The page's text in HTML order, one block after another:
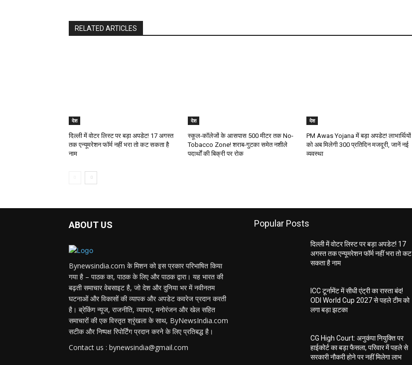
RELATED ARTICLES
देश
दिल्ली में वोटर लिस्ट पर बड़ा अपडेट! 17 अगस्त
तक एन्यूमरेशन फॉर्म नहीं भरा तो कट सकता है
नाम
देश
स्कूल-कॉलेजों के आसपास 500 मीटर तक No-
Tobacco Zone! शराब-गुटका समेत नशीले
पदार्थों की बिक्री पर रोक
देश
PM Awas Yojana में बड़ा अपडेट! लाभार्थियों
को अब मिलेगी ₹300 प्रतिदिन मजदूरी, जानें नई
व्यवस्था
ABOUT US
Bynewsindia.com के मिशन को इस प्रकार परिभाषित किया
गया है – पाठक का, पाठक के लिए और पाठक द्वारा। यह भारत की
बढ़ती समाचार वेबसाइट है, जो देश और दुनिया भर में नवीनतम
घटनाओं और विकासों की व्यापक और अपडेट कवरेज प्रदान करती
है। ब्रेकिंग न्यूज, राजनीति, व्यापार, मनोरंजन और खेल सहित
समाचारों की एक विस्तृत श्रृंखला के साथ, ByNewsIndia.com
सटीक और निष्पक्ष रिपोर्टिंग प्रदान करने के लिए प्रतिबद्ध है।
Contact us : bynewsindia@gmail.com
Popular Posts
दिल्ली में वोटर लिस्ट पर बड़ा अपडेट! 17
अगस्त तक एन्यूमरेशन फॉर्म नहीं भरा तो कट
सकता है नाम
ICC टूर्नामेंट में सीधी एंट्री का रास्ता बंद!
ODI World Cup 2027 से पहले टीम को
लगा बड़ा झटका
CG High Court: अनुकंपा नियुक्ति पर
हाईकोर्ट का बड़ा फैसला, परिवार में पहले से
सरकारी नौकरी होने पर नहीं मिलेगा लाभ